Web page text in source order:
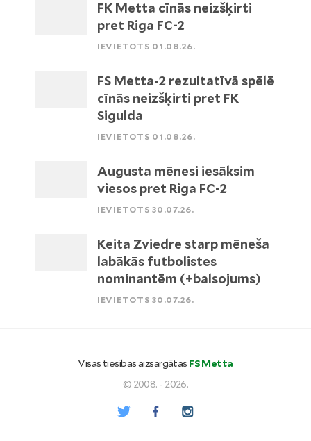
FK Metta cīnās neizšķirti
pret Riga FC-2
IEVIETOTS 01.08.26.
FS Metta-2 rezultatīvā spēlē
cīnās neizšķirti pret FK
Sigulda
IEVIETOTS 01.08.26.
Augusta mēnesi iesāksim
viesos pret Riga FC-2
IEVIETOTS 30.07.26.
Keita Zviedre starp mēneša
labākās futbolistes
nominantēm (+balsojums)
IEVIETOTS 30.07.26.
Visas tiesības aizsargātas FS Metta
© 2008. - 2026.